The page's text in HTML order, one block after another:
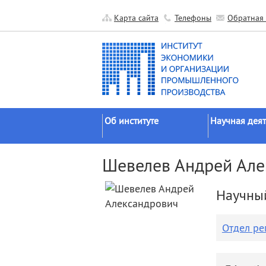
Карта сайта Телефоны Обратная
Об институте
Официальные документы
История
Руководство
Научная
исследований
Прикладные
Научные
Шевелев Андрей
Отдел